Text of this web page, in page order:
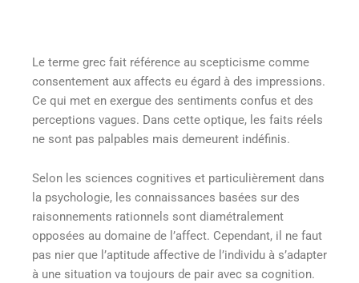
Le terme grec fait référence au scepticisme comme
consentement aux affects eu égard à des impressions.
Ce qui met en exergue des sentiments confus et des
perceptions vagues. Dans cette optique, les faits réels
ne sont pas palpables mais demeurent indéfinis.
Selon les sciences cognitives et particulièrement dans
la psychologie, les connaissances basées sur des
raisonnements rationnels sont diamétralement
opposées au domaine de l’affect. Cependant, il ne faut
pas nier que l’aptitude affective de l’individu à s’adapter
à une situation va toujours de pair avec sa cognition.